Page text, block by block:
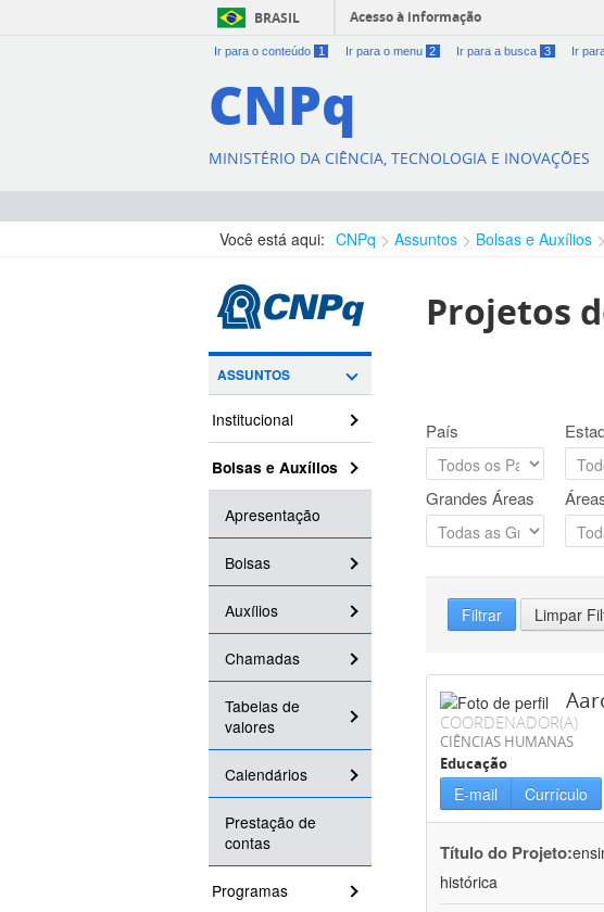
BRASIL Acesso à informação
Ir para o conteúdo 1 Ir para o menu 2 Ir para a busca 3 Ir
CNPq
MINISTÉRIO DA CIÊNCIA, TECNOLOGIA E INOVAÇÕES
Você está aqui: CNPq Assuntos Bolsas e Auxílios
ASSUNTOS
Institucional
Bolsas e Auxílios
Apresentação
Bolsas
Auxílios
Chamadas
Tabelas de
valores
Calendários
Prestação de
contas
Programas
Projetos
País
Grandes Áreas
Filtrar Limpar
COORDENADOR(A)
CIÊNCIAS HUMANAS
Educação
E-mail Currículo
Título do Projeto:
histórica